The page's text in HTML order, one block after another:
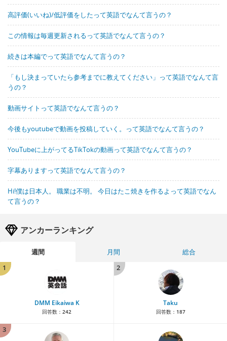
高評価(いいね)/低評価をしたって英語でなんて言うの？
この情報は毎週更新されるって英語でなんて言うの？
続きは本編でって英語でなんて言うの？
「もし決まっていたら参考までに教えてください」って英語でなんて言
うの？
動画サイトって英語でなんて言うの？
今後もyoutubeで動画を投稿していく。って英語でなんて言うの？
YouTubeに上がってるTikTokの動画って英語でなんて言うの？
字幕ありますって英語でなんて言うの？
Hi!僕は日本人。 職業は不明。 今日はたこ焼きを作るよって英語でなん
て言うの？
アンカーランキング
週間 月間
総合
1
DMM Eikaiwa K
回答数： 242
2
Taku
回答数： 187
3